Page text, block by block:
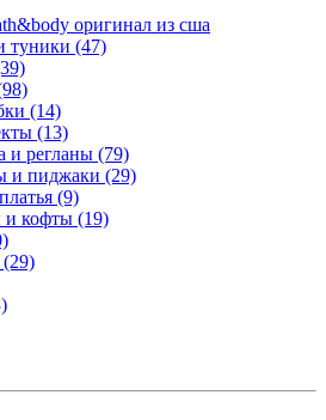
оригинал из сша
туники (47)
(14)
(13)
и регланы (79)
и пиджаки (29)
(9)
и кофты (19)
(29)